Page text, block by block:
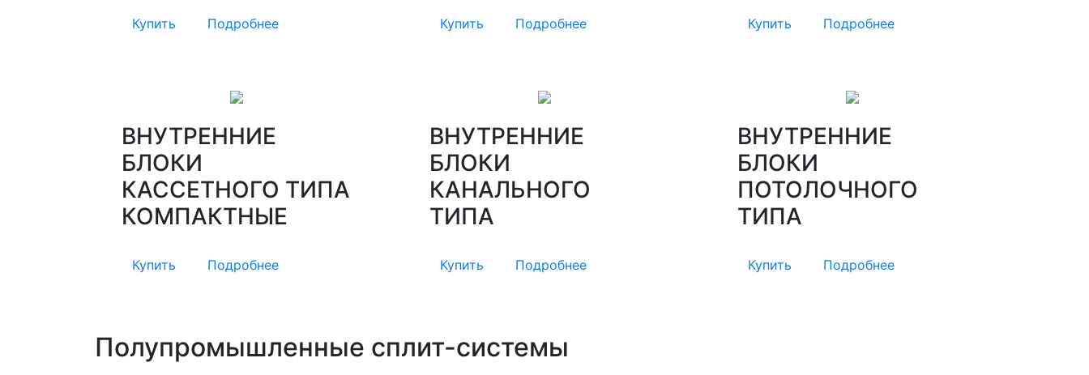
Купить Подробнее Купить Подробнее Купить Подробнее
ВНУТРЕННИЕ
БЛОКИ
КАССЕТНОГО ТИПА
КОМПАКТНЫЕ
Купить Подробнее
ВНУТРЕННИЕ
БЛОКИ
КАНАЛЬНОГО
ТИПА
Купить Подробнее
ВНУТРЕННИЕ
БЛОКИ
ПОТОЛОЧНОГО
ТИПА
Купить Подробнее
Полупромышленные сплит-системы